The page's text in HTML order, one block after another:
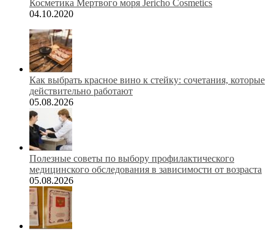
Косметика Мертвого моря Jericho Cosmetics
04.10.2020
Как выбрать красное вино к стейку: сочетания, которые
действительно работают
05.08.2026
Полезные советы по выбору профилактического
медицинского обследования в зависимости от возраста
05.08.2026